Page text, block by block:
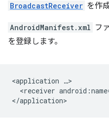
BroadcastReceiver を作
AndroidManifest.xml フ
を登録します。
<application
<receiver